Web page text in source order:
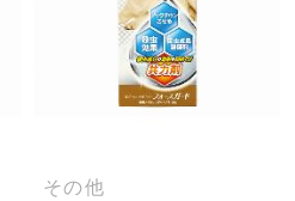
その他